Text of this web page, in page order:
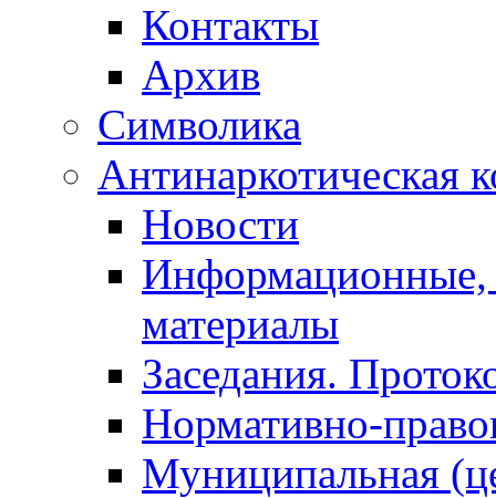
Контакты
Архив
Символика
Антинаркотическая
Новости
Информационные,
материалы
Заседания.
Нормативно-
Муниципальная